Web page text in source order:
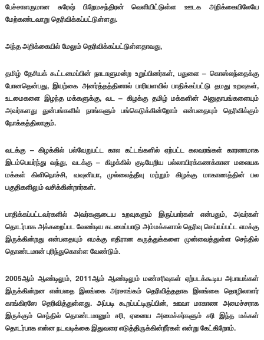
பேச்சாளருமான சுரேஷ் பிறேமசந்திரன் வெளியிட்டுள்ள ஊடக அறிக்கையிலேயே
மேற்கண்டவாறு தெரிவிக்கப்பட்டுள்ளது.
அந்த அறிக்கையில் மேலும் தெரிவிக்கப்பட்டுள்ளதாவது,
தமிழ் தேசியக் கூட்டமைப்பின் நாடாளுமன்ற உறுப்பினர்கள், பதுளை – கொஸ்லந்தைக்கு
போனதென்பது, இயற்கை அனர்த்தத்தினால் பாரியளவில் பாதிக்கப்பட்டு தமது உறவுகள்,
உடமைகளை இழந்த மக்களுக்கு, வட – கிழக்கு தமிழ் மக்களின் அனுதாபங்களையும்
அவர்களது துன்பங்களில் நாங்களும் பங்கெடுக்கின்றோம் என்பதையும் தெரிவிக்கும்
நோக்கத்திலாகும்.
வடக்கு – கிழக்கில் பல்வேறுபட்ட கால கட்டங்களில் ஏற்பட்ட கலவரங்கள் காரணமாக
இடம்பெயர்ந்து வந்து, வடக்கு – கிழக்கில் குடியேறிய பல்லாயிரக்கணக்கான மலையக
மக்கள் கிளிநொச்சி, வவுனியா, முல்லைத்தீவு மற்றும் கிழக்கு மாகாணத்தின் பல
பகுதிகளிலும் வசிக்கின்றார்கள்.
பாதிக்கப்பட்டவர்களில் அவர்களுடைய உறவுகளும் இருப்பார்கள் என்பதும், அவர்கள்
தொடர்பாக அக்கறைப்பட வேண்டிய கடமைப்பாடு அம்மக்களால் தெரிவு செய்யப்பட்ட எமக்கு
இருக்கின்றது என்பதையும் எமக்கு எதிரான கருத்துக்களை முன்வைத்துள்ள செந்தில்
தொண்டமான் புரிந்துகொள்ள வேண்டும்.
2005ஆம் ஆண்டிலும், 2011ஆம் ஆண்டிலும் மண்சரிவுகள் ஏற்படக்கூடிய அபாயங்கள்
இருக்கின்றன என்பதை இலங்கை அரசாங்கம் தெரிவித்ததாக இலங்கை தொழிலாளர்
காங்கிரஸே தெரிவித்துள்ளது. அப்படி கூறப்பட்டிருப்பின், ஊவா மாகாண அமைச்சராக
இருக்கும் செந்தில் தொண்டமானும் சரி, ஏனைய அமைச்சர்களும் சரி இந்த மக்கள்
தொடர்பாக என்ன நடவடிக்கை இதுவரை எடுத்திருக்கின்றீர்கள் என்று கேட்கிறோம்.